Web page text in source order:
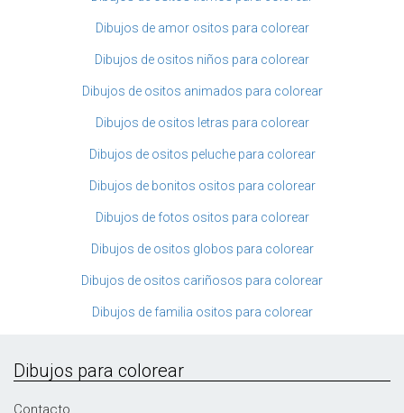
Dibujos de amor ositos para colorear
Dibujos de ositos niños para colorear
Dibujos de ositos animados para colorear
Dibujos de ositos letras para colorear
Dibujos de ositos peluche para colorear
Dibujos de bonitos ositos para colorear
Dibujos de fotos ositos para colorear
Dibujos de ositos globos para colorear
Dibujos de ositos cariñosos para colorear
Dibujos de familia ositos para colorear
Dibujos para colorear